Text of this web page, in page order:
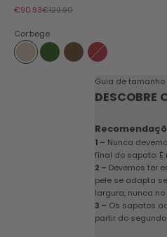
Preço promocional
€90.93Preço normal
€129.90
Cor:bege
bege verde castanhovermelho
Guia de tamanho
DESCOBRE
1 – Nunca
final do sapato.
2 – Devemos ter
pele se adapta
largura, nunca
3 – Os sapatos
partir do